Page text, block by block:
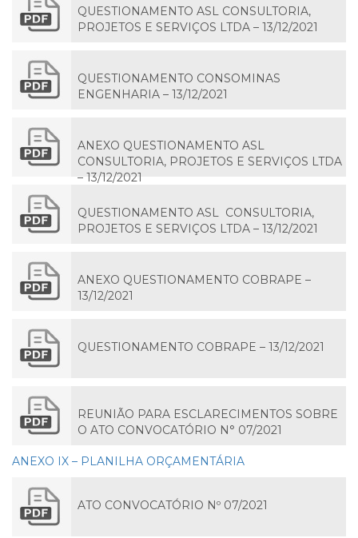
QUESTIONAMENTO ASL CONSULTORIA,
PROJETOS E SERVIÇOS LTDA – 13/12/2021
QUESTIONAMENTO CONSOMINAS
ENGENHARIA – 13/12/2021
ANEXO QUESTIONAMENTO ASL
CONSULTORIA, PROJETOS E SERVIÇOS LTDA
– 13/12/2021
QUESTIONAMENTO ASL CONSULTORIA,
PROJETOS E SERVIÇOS LTDA – 13/12/2021
ANEXO QUESTIONAMENTO COBRAPE –
13/12/2021
QUESTIONAMENTO COBRAPE – 13/12/2021
REUNIÃO PARA ESCLARECIMENTOS SOBRE
O ATO CONVOCATÓRIO N° 07/2021
ANEXO IX – PLANILHA ORÇAMENTÁRIA
ATO CONVOCATÓRIO Nº 07/2021